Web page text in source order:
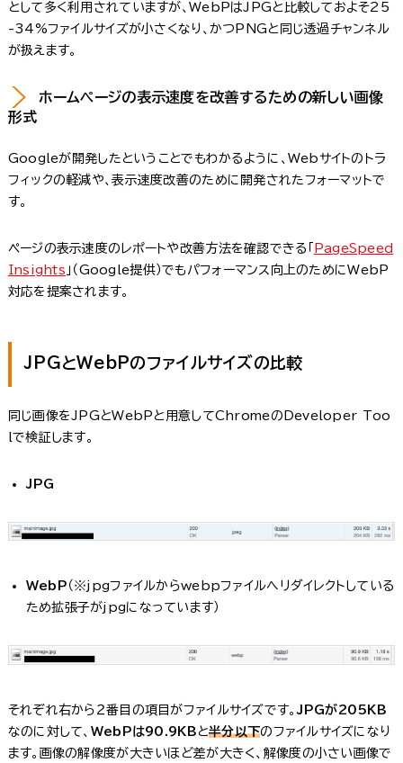
として多く利用されていますが、WebPはJPGと比較しておよそ25
-34%ファイルサイズが小さくなり、かつPNGと同じ透過チャンネル
が扱えます。
ホームページの表示速度を改善するための新しい画像
形式
Googleが開発したということでもわかるように、Webサイトのトラ
フィックの軽減や、表示速度改善のために開発されたフォーマットで
す。
ページの表示速度のレポートや改善方法を確認できる「 PageSpeed
Insights 」（Google提供）でもパフォーマンス向上のためにWebP
対応を提案されます。
JPGとWebPのファイルサイズの比較
同じ画像をJPGとWebPと用意してChromeのDeveloper Too
lで検証します。
JPG
WebP （※jpgファイルからwebpファイルへリダイレクトしている
ため拡張子がjpgになっています）
それぞれ右から２番目の項目がファイルサイズです。JPGが205KB
なのに対して、 WebPは90.9KB と半分以下のファイルサイズになり
ます。画像の解像度が大きいほど差が大きく、解像度の小さい画像で